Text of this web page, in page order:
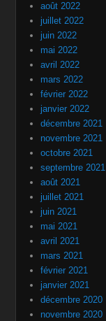
août 2022
juillet 2022
juin 2022
mai 2022
avril 2022
mars 2022
février 2022
janvier 2022
décembre 2021
novembre 2021
octobre 2021
septembre 2021
août 2021
juillet 2021
juin 2021
mai 2021
avril 2021
mars 2021
février 2021
janvier 2021
décembre 2020
novembre 2020